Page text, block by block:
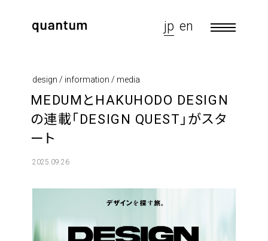
jp en
design / information / media
MEDUMとHAKUHODO DESIGN
の連載「DESIGN QUEST」がスタ
ート
2025.09.26